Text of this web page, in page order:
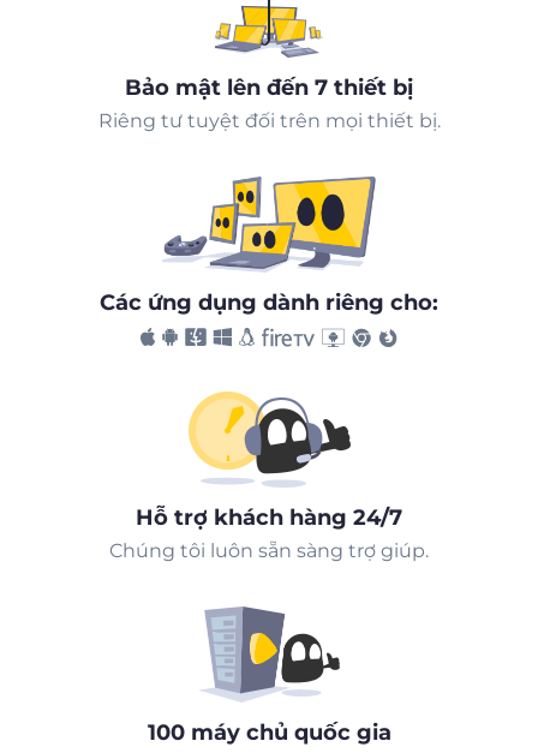
Bảo mật lên đến 7 thiết bị
Riêng tư tuyệt đối trên mọi thiết bị.
Các ứng dụng dành riêng cho:
Hỗ trợ khách hàng 24/7
Chúng tôi luôn sẵn sàng trợ giúp.
100 máy chủ quốc gia